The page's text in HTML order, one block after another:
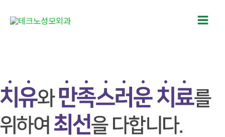
뛰
기
Main